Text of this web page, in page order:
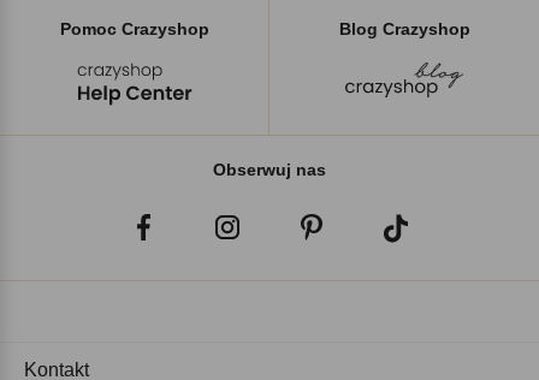
Pomoc Crazyshop Blog Crazyshop
Obserwuj nas
Kontakt